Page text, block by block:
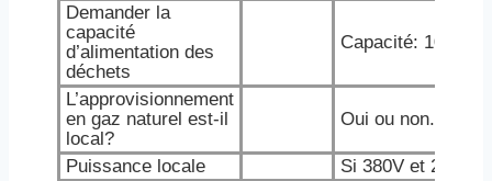
Demander la
capacité
d’alimentation des
déchets
Capacité: 100 kg
L’approvisionnement
en gaz naturel est-il
local?
Oui ou non.
Puissance locale
Si 380V et 220V